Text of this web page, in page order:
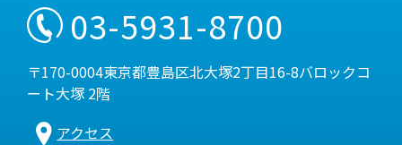
03-5931-8700
〒170-0004東京都豊島区北大塚2丁目16-8バロックコ
ート大塚 2階
アクセス